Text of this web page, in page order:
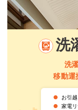
洗
洗
移動運
●
お引
● 家電